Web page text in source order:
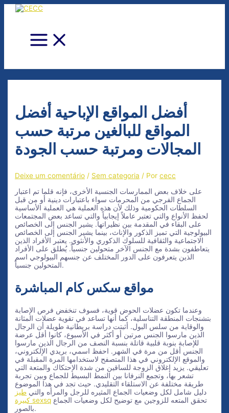
conteúdoMain
Menu
أفضل المواقع الإباحية أفضل
المواقع للبالغين مرتبة حسب
المجالات ومرتبة حسب الجودة
Deixe um comentário / Sem categoria / Porcecc
على خلاف بعض الممارسات الجنسية الأخرى، فإنه قلما تم اعتبار
الجماع الفرجي من المحرمات سواء باعتبارات دينية أو من قبل
السلطات الحكومية وذلك لأن هذه العملية هي العملية الأساسية
لحفظ الأنواع والتي تعتبر عاملاً إيجابياً والتي تساعد بعض المجتمعات
على البقاء في المقدمة بين نظيراتها. يشير الجنس إلى الخصائص
البيولوجية التي تميز الذكور والإناث، بينما يشير الجنس إلى الخصائص
الاجتماعية والثقافية للسلوك الذكوري والأنثوي. يعتبر الأفراد الذين
يتعاطفون بشدة مع الجنس الآخر متحولين جنسياً. يُطلق على الأفراد
الذين يتعرفون على الدور المختلف عن جنسهم البيولوجي اسم
المتحولين جنسياً.
مواقع سكس كام المباشرة
وعندما تكون عضلات الحوض قوية، فسوف تنخفض فرص الإصابة
بتشنجات المنطقة التناسلية، كما أنها تساعد في تقوية عضلات المثانة
والوقاية من سلس البول. أثبتت دراسة بريطانية طويلة أن الرجال
الذين مارسوا الجنس مرتين أو أكثر في الأسبوع، كانوا أقل عرضة
للإصابة بنوبة قلبية قاتلة بنسبة النصف من الرجال الذين مارسوا
الجنس أقل من مرة في الشهر. احفظ اسمي، بريدي الإلكتروني،
والموقع الإلكتروني في هذا المتصفح لاستخدامها المرة المقبلة في
تعليقي. يزيد إغلاق الزوجة للساقين من شدة الإحتكاك والمتعة التي
تشعر بها، وتجمع النرفانا بين النمط البسيط للجماع وبين تجربة
طريقة مختلفة عن الاستلقاء التقليدي. حيث تجد في هذا الموضوع
دليل شامل لكل وضعيات الجماع المثيره للرجل والمرأه والتي طيز
كبيرة sexsq
بالصور.